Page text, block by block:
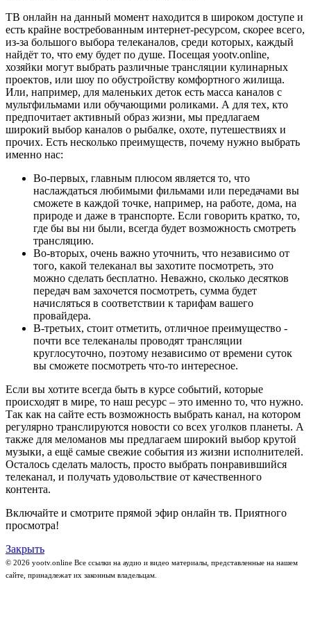
ТВ онлайн на данный момент находится в широком доступе и
есть крайне востребованным интернет-ресурсом, скорее всего,
из-за большого выбора телеканалов, среди которых, каждый
найдёт то, что ему будет по душе. Посещая yootv.online,
хозяйки могут выбрать различные трансляции кулинарных
проектов, или шоу по обустройству комфортного жилища.
Или, например, для маленьких деток есть масса каналов с
мультфильмами или обучающими роликами. А для тех, кто
предпочитает активный образ жизни, мы предлагаем
широкий выбор каналов о рыбалке, охоте, путешествиях и
прочих. Есть несколько преимуществ, почему нужно выбрать
именно нас:
Во-первых, главным плюсом является то, что
наслаждаться любимыми фильмами или передачами вы
сможете в каждой точке, например, на работе, дома, на
природе и даже в транспорте. Если говорить кратко, то,
где бы вы ни были, всегда будет возможность смотреть
трансляцию.
Во-вторых, очень важно уточнить, что независимо от
того, какой телеканал вы захотите посмотреть, это
можно сделать бесплатно. Неважно, сколько десятков
передач вам захочется посмотреть, сумма будет
начисляться в соответствии к тарифам вашего
провайдера.
В-третьих, стоит отметить, отличное преимущество -
почти все телеканалы проводят трансляции
круглосуточно, поэтому независимо от времени суток
вы сможете посмотреть что-то интересное.
Если вы хотите всегда быть в курсе событий, которые
происходят в мире, то наш ресурс – это именно то, что нужно.
Так как на сайте есть возможность выбрать канал, на котором
регулярно транслируются новости со всех уголков планеты. А
также для меломанов мы предлагаем широкий выбор крутой
музыки, а ещё самые свежие события из жизни исполнителей.
Осталось сделать малость, просто выбрать понравившийся
телеканал, и получать удовольствие от качественного
контента.
Включайте и смотрите прямой эфир онлайн тв. Приятного
просмотра!
Закрыть
© 2026 yootv.online Все ссылки на аудио и видео материалы, представленные на нашем
сайте, принадлежат их законным владельцам.